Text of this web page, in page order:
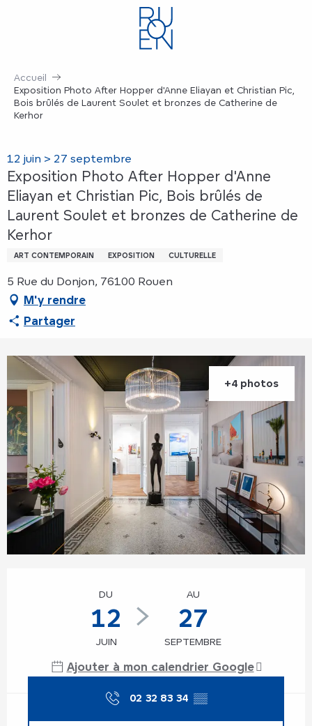
Accueil
Exposition Photo After Hopper d'Anne Eliayan et Christian Pic,
Bois brûlés de Laurent Soulet et bronzes de Catherine de
Kerhor
12 juin > 27 septembre
Exposition Photo After Hopper d'Anne
Eliayan et Christian Pic, Bois brûlés de
Laurent Soulet et bronzes de Catherine de
Kerhor
ART CONTEMPORAIN EXPOSITION CULTURELLE
5 Rue du Donjon, 76100 Rouen
M'y rendre
Partager
+4 photos
DU
12
JUIN
AU
27
SEPTEMBRE
Ajouter à mon calendrier Google
02 32 83 34 ▒▒